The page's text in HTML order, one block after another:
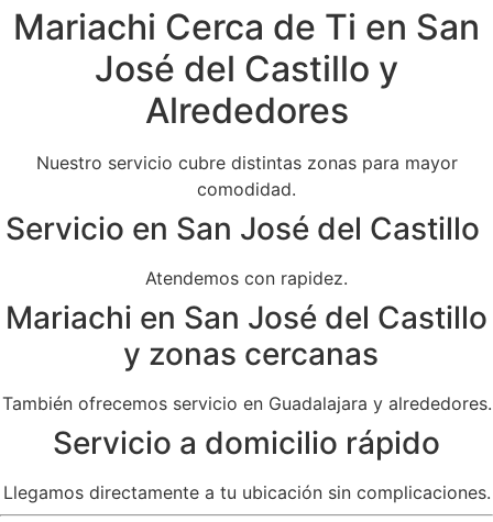
Mariachi Cerca de Ti en San
José del Castillo y
Alrededores
Nuestro servicio cubre distintas zonas para mayor
comodidad.
Servicio en San José del Castillo
Atendemos con rapidez.
Mariachi en San José del Castillo
y zonas cercanas
También ofrecemos servicio en Guadalajara y alrededores.
Servicio a domicilio rápido
Llegamos directamente a tu ubicación sin complicaciones.